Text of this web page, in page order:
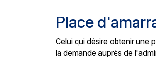
Place
Celui qui désire obtenir une
la demande auprès de